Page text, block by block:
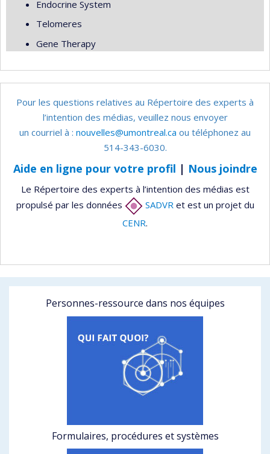
Endocrine System
Telomeres
Gene Therapy
Pour les questions relatives au Répertoire des experts à
l’intention des médias, veuillez nous envoyer
un courriel à : nouvelles@umontreal.ca ou téléphonez au
514-343-6030.
Aide en ligne pour votre profil | Nous joindre
Le Répertoire des experts à l’intention des médias est
propulsé par les données
SADVRet est un projet du
CENR.
Personnes-ressource dans nos équipes
Formulaires, procédures et systèmes